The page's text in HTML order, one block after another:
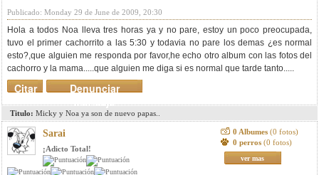
Publicado: Monday 29 de June de 2009, 20:30
Hola a todos Noa lleva tres horas ya y no pare, estoy un poco preocupada,
tuvo el primer cachorrito a las 5:30 y todavia no pare los demas ¿es normal
esto?,que alguien me responda por favor,he echo otro album con las fotos del
cachorro y la mama.....que alguien me diga si es normal que tarde tanto.....
Denunciar
mensaje
Citar
Titulo: Micky y Noa ya son de nuevo papas..
Sarai
¡Adicto Total!
0 Albumes (0 fotos)
0 perros (0 fotos)
ver mas